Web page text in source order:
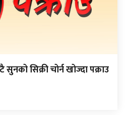
सिक्री चोर्न खोज्दा पक्राउ